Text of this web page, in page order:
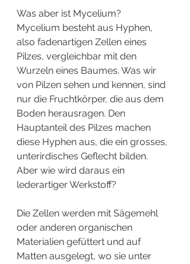
Was aber ist Mycelium?
Mycelium besteht aus Hyphen,
also fadenartigen Zellen eines
Pilzes, vergleichbar mit den
Wurzeln eines Baumes. Was wir
von Pilzen sehen und kennen, sind
nur die Fruchtkörper, die aus dem
Boden herausragen. Den
Hauptanteil des Pilzes machen
diese Hyphen aus, die ein grosses,
unterirdisches Geflecht bilden.
Aber wie wird daraus ein
lederartiger Werkstoff?
Die Zellen werden mit Sägemehl
oder anderen organischen
Materialien gefüttert und auf
Matten ausgelegt, wo sie unter